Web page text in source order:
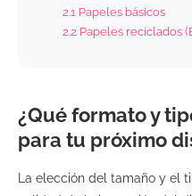
2.1 Papeles básicos
2.2 Papeles reciclados
¿Qué formato y
para tu próximo
La elección del tamaño y el